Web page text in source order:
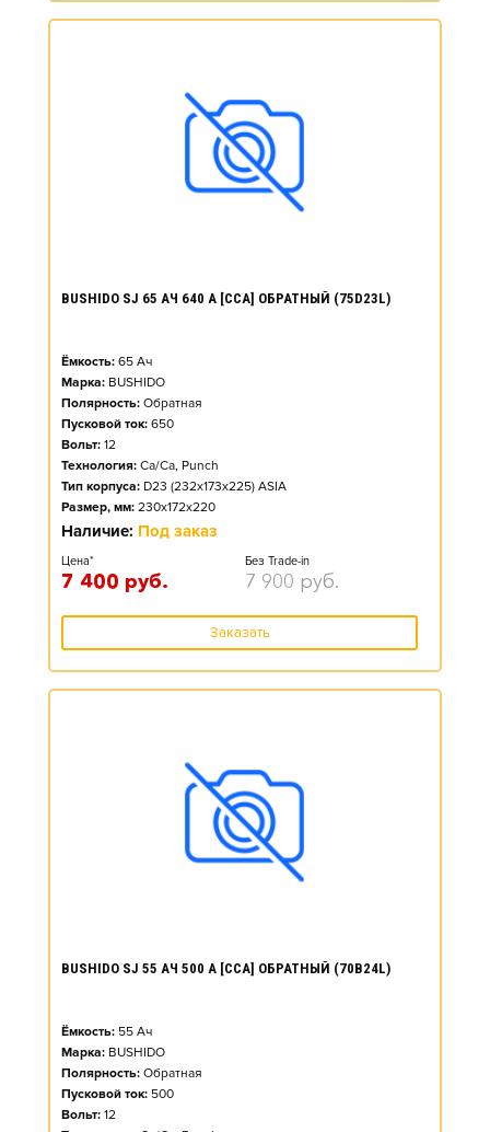
BUSHIDO SJ 65 АЧ 640 А [CCA] ОБРАТНЫЙ (75D23L)
Ёмкость: 65 Ач
Марка: BUSHIDO
Полярность: Обратная
Пусковой ток: 650
Вольт: 12
Технология: Ca/Ca, Punch
Тип корпуса: D23 (232x173x225) ASIA
Размер, мм: 230x172x220
Наличие: Под заказ
Цена*
7 400 руб.
Без Trade-in
7 900 руб.
Заказать
BUSHIDO SJ 55 АЧ 500 А [CCA] ОБРАТНЫЙ (70B24L)
Ёмкость: 55 Ач
Марка: BUSHIDO
Полярность: Обратная
Пусковой ток: 500
Вольт: 12